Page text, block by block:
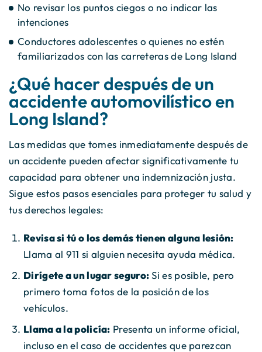
No revisar los puntos ciegos o no indicar las
intenciones
Conductores adolescentes o quienes no estén
familiarizados con las carreteras de Long Island
¿Qué hacer después de un
accidente automovilístico en
Long Island?
Las medidas que tomes inmediatamente después de
un accidente pueden afectar significativamente tu
capacidad para obtener una indemnización justa.
Sigue estos pasos esenciales para proteger tu salud y
tus derechos legales:
Revisa si tú o los demás tienen alguna lesión:
Llama al 911 si alguien necesita ayuda médica.
Dirígete a un lugar seguro:Si es posible, pero
primero toma fotos de la posición de los
vehículos.
Llama a la policía: Presenta un informe oficial,
incluso en el caso de accidentes que parezcan